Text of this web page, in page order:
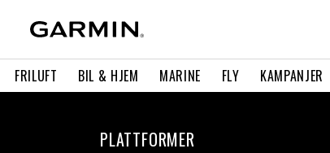
FRILUFT BIL & HJEM MARINE FLY KAMPANJER
PLATTFORMER